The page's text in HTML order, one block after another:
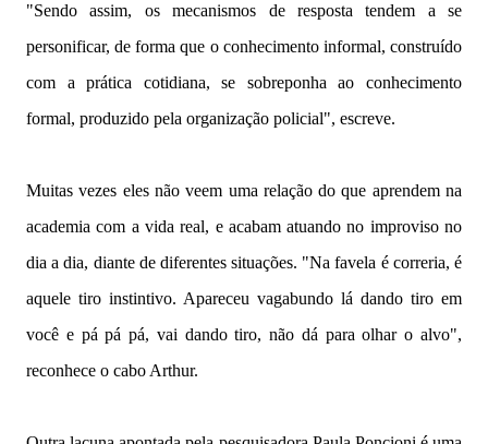
"Sendo assim, os mecanismos de resposta tendem a se
personificar, de forma que o conhecimento informal, construído
com a prática cotidiana, se sobreponha ao conhecimento
formal, produzido pela organização policial", escreve.
Muitas vezes eles não veem uma relação do que aprendem na
academia com a vida real, e acabam atuando no improviso no
dia a dia, diante de diferentes situações. "Na favela é correria, é
aquele tiro instintivo. Apareceu vagabundo lá dando tiro em
você e pá pá pá, vai dando tiro, não dá para olhar o alvo",
reconhece o cabo Arthur.